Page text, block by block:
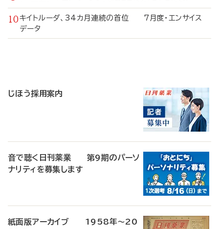
キイトルーダ、34カ月連続の首位 7月度・エンサイス
データ
じほう採用案内
音で聴く日刊薬業 第9期のパーソ
ナリティを募集します
紙面版アーカイブ 1958年～20